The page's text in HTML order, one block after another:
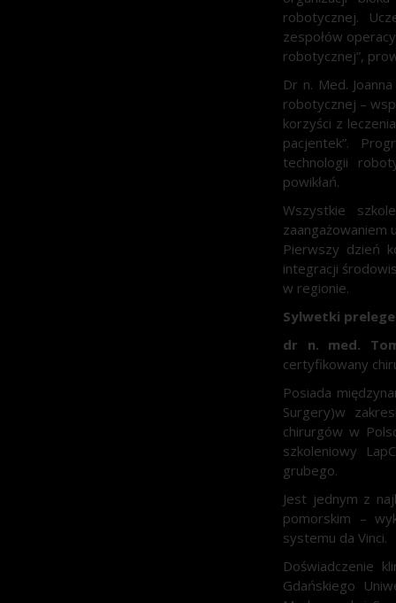
robotycznej.
zespołów
robotycznej”,
Dr n. Med.
robotycznej –
korzyści z
pacjentek”.
technologii
powikłań.
Wszystkie
zaangażowaniem
Pierwszy dzień
integracji
w regionie.
Sylwetki
dr n. med.
certyfikowany
Posiada
Surgery)w
chirurgów w
szkoleniowy
grubego.
Jest jednym z
pomorskim –
systemu da Vinci.
Doświadczenie
Gdańskiego